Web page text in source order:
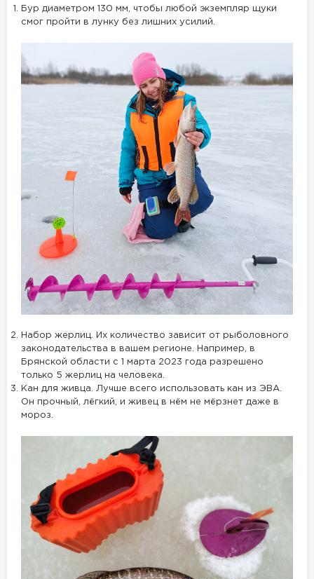
Бур диаметром 130 мм, чтобы любой экземпляр щуки
смог пройти в лунку без лишних усилий.
Набор жерлиц. Их количество зависит от рыболовного
законодательства в вашем регионе. Например, в
Брянской области с 1 марта 2023 года разрешено
только 5 жерлиц на человека.
Кан для живца. Лучше всего использовать кан из ЭВА.
Он прочный, лёгкий, и живец в нём не мёрзнет даже в
мороз.